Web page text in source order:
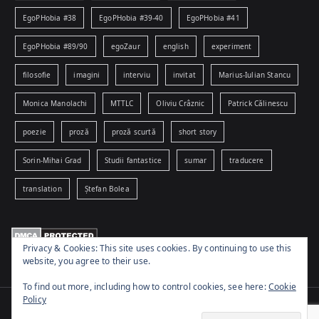
EgoPHobia #38 EgoPHobia #39-40 EgoPHobia #41
EgoPHobia #89/90 egoZaur english experiment
filosofie imagini interviu invitat Marius-Iulian Stancu
Monica Manolachi MTTLC Oliviu Crâznic Patrick Călinescu
poezie proză proză scurtă short story
Sorin-Mihai Grad Studii fantastice sumar traducere
translation Ștefan Bolea
. Powered byZakraand
Privacy & Cookies: This site uses cookies. By continuing to use this
website, you agree to their use.
To find out more, including how to control cookies, see here:Cookie
Policy